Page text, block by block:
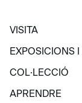
VISITA
VISITA
EXPOSICIONS
EXPOSICIONS I
COL·LECCIÓ
COL·LECCIÓ
APRENDRE